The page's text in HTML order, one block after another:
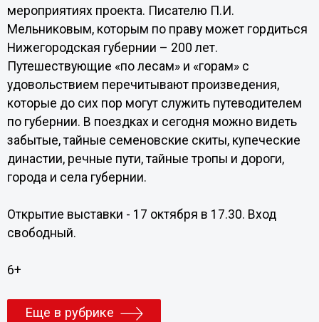
мероприятиях проекта. Писателю П.И.
Мельниковым, которым по праву может гордиться
Нижегородская губернии – 200 лет.
Путешествующие «по лесам» и «горам» с
удовольствием перечитывают произведения,
которые до сих пор могут служить путеводителем
по губернии. В поездках и сегодня можно видеть
забытые, тайные семеновские скиты, купеческие
династии, речные пути, тайные тропы и дороги,
города и села губернии.
Открытие выставки - 17 октября в 17.30. Вход
свободный.
6+
Еще в рубрике